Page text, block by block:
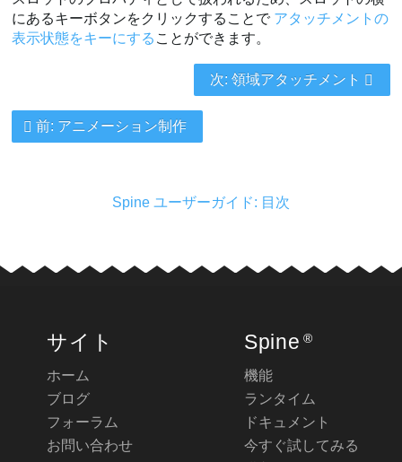
にあるキーボタンをクリックすることで アタッチメントの
表示状態をキーにする ことができます。
次: 領域アタッチメント
前: アニメーション制作
Spine ユーザーガイド: 目次
サイト
ホーム
ブログ
フォーラム
お問い合わせ
Spine ®
機能
ランタイム
ドキュメント
今すぐ試してみる